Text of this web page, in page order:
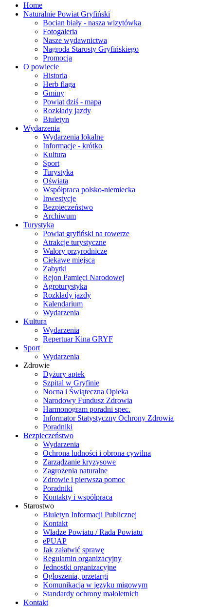
Home
Naturalnie Powiat Gryfiński
Bocian biały - nasza wizytówka
Fotogaleria
Nasze wydawnictwa
Nagroda Starosty Gryfińskiego
Promocja
O powiecie
Historia
Herb flaga
Gminy
Powiat dziś - mapa
Rozkłady jazdy
Biuletyn
Wydarzenia
Wydarzenia lokalne
Informacje - krótko
Kultura
Sport
Turystyka
Oświata
Współpraca polsko-niemiecka
Inwestycje
Bezpieczeństwo
Archiwum
Turystyka
Powiat gryfiński na rowerze
Atrakcje turystyczne
Walory przyrodnicze
Ciekawe miejsca
Zabytki
Rejon Pamięci Narodowej
Agroturystyka
Rozkłady jazdy
Kalendarium
Wydarzenia
Kultura
Wydarzenia
Repertuar Kina GRYF
Sport
Wydarzenia
Zdrowie
Dyżury aptek
Szpital w Gryfinie
Nocna i Świąteczna Opieka
Narodowy Fundusz Zdrowia
Harmonogram poradni spec.
Informator Statystyczny Ochrony Zdrowia
Poradniki
Bezpieczeństwo
Wydarzenia
Ochrona ludności i obrona cywilna
Zarządzanie kryzysowe
Zagrożenia naturalne
Zdrowie i pierwsza pomoc
Poradniki
Kontakty i współpraca
Starostwo
Biuletyn Informacji Publicznej
Kontakt
Władze Powiatu / Rada Powiatu
ePUAP
Jak załatwić sprawę
Regulamin organizacyjny
Jednostki organizacyjne
Ogłoszenia, przetargi
Komunikacja w języku migowym
Standardy ochrony małoletnich
Kontakt